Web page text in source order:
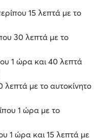
15 λεπτά με το
30 λεπτά με το
1 ώρα και 40 λεπτά
λεπτά με το αυτοκίνητο
1 ώρα με το
1 ώρα και 15 λεπτά με